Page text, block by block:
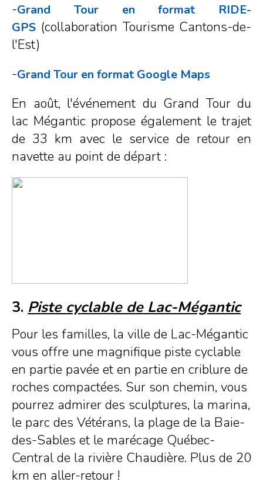
-Grand Tour en format RIDE-
GPS (collaboration Tourisme Cantons-de-
l'Est)
-Grand Tour en format Google Maps
En août, l'événement du Grand Tour du
lac Mégantic propose également le trajet
de 33 km avec le service de retour en
navette au point de départ :
3. Piste cyclable de Lac-Mégantic
Pour les familles, la ville de Lac-Mégantic
vous offre une magnifique piste cyclable
en partie pavée et en partie en criblure de
roches compactées. Sur son chemin, vous
pourrez admirer des sculptures, la marina,
le parc des Vétérans, la plage de la Baie-
des-Sables et le marécage Québec-
Central de la rivière Chaudière. Plus de 20
km en aller-retour !